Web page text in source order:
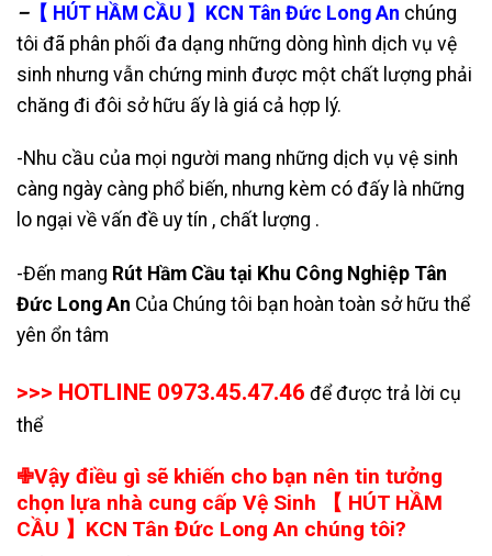
–【 HÚT HẦM CẦU 】KCN Tân Đức Long An chúng
tôi đã phân phối đa dạng những dòng hình dịch vụ vệ
sinh nhưng vẫn chứng minh được một chất lượng phải
chăng đi đôi sở hữu ấy là giá cả hợp lý.
-Nhu cầu của mọi người mang những dịch vụ vệ sinh
càng ngày càng phổ biến, nhưng kèm có đấy là những
lo ngại về vấn đề uy tín , chất lượng .
-Đến mang Rút Hầm Cầu tại Khu Công Nghiệp Tân
Đức Long An Của Chúng tôi bạn hoàn toàn sở hữu thể
yên ổn tâm
>>> HOTLINE 0973.45.47.46 để được trả lời cụ
thể
✙Vậy điều gì sẽ khiến cho bạn nên tin tưởng
chọn lựa nhà cung cấp Vệ Sinh 【 HÚT HẦM
CẦU 】KCN Tân Đức Long An chúng tôi?